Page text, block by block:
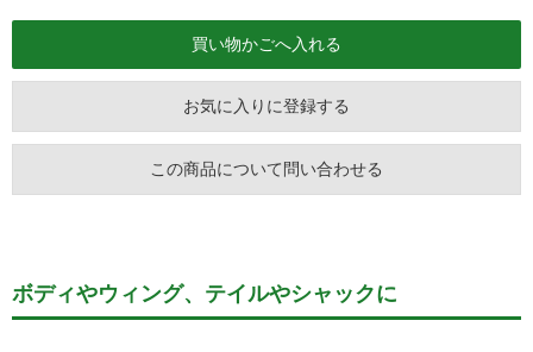
お気に入りに登録する
この商品について問い合わせる
ボディやウィング、テイルやシャックに